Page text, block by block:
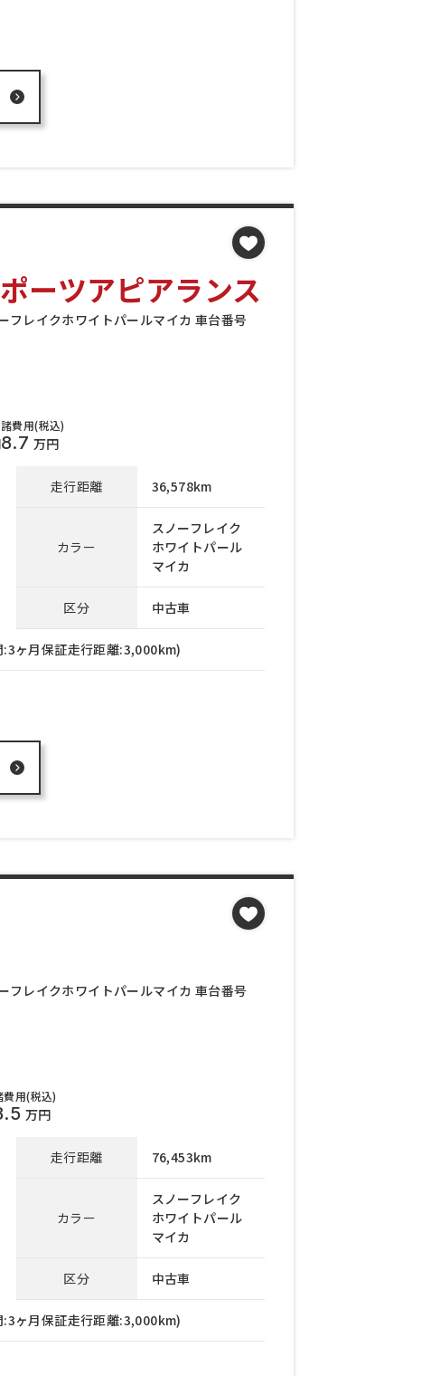
ーツアピアランス
レイクホワイトパールマイカ 車台番号
諸費用(税込)
8.7 万円
走行距離 36,578km
カラー
スノーフレイク
ホワイトパール
マイカ
区分 中古車
ヶ月保証走行距離:3,000km)
レイクホワイトパールマイカ 車台番号
費用(税込)
万円
走行距離 76,453km
カラー
スノーフレイク
ホワイトパール
マイカ
区分 中古車
ヶ月保証走行距離:3,000km)